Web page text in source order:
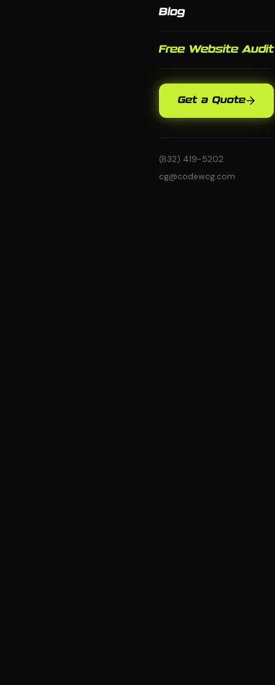
Blog
Free Website Audit
Get a Quote
(832) 419-5202
cg@codewcg.com